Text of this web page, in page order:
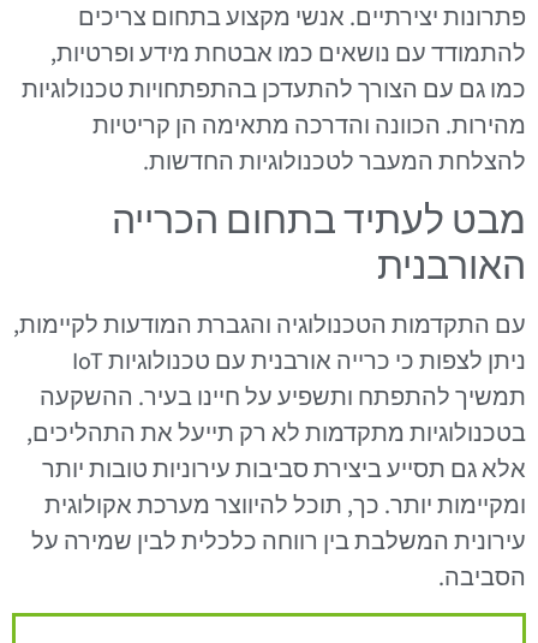
פתרונות יצירתיים. אנשי מקצוע בתחום צריכים
להתמודד עם נושאים כמו אבטחת מידע ופרטיות,
כמו גם עם הצורך להתעדכן בהתפתחויות טכנולוגיות
מהירות. הכוונה והדרכה מתאימה הן קריטיות
להצלחת המעבר לטכנולוגיות החדשות.
מבט לעתיד בתחום הכרייה
האורבנית
עם התקדמות הטכנולוגיה והגברת המודעות לקיימות,
ניתן לצפות כי כרייה אורבנית עם טכנולוגיות IoT
תמשיך להתפתח ותשפיע על חיינו בעיר. ההשקעה
בטכנולוגיות מתקדמות לא רק תייעל את התהליכים,
אלא גם תסייע ביצירת סביבות עירוניות טובות יותר
ומקיימות יותר. כך, תוכל להיווצר מערכת אקולוגית
עירונית המשלבת בין רווחה כלכלית לבין שמירה על
הסביבה.